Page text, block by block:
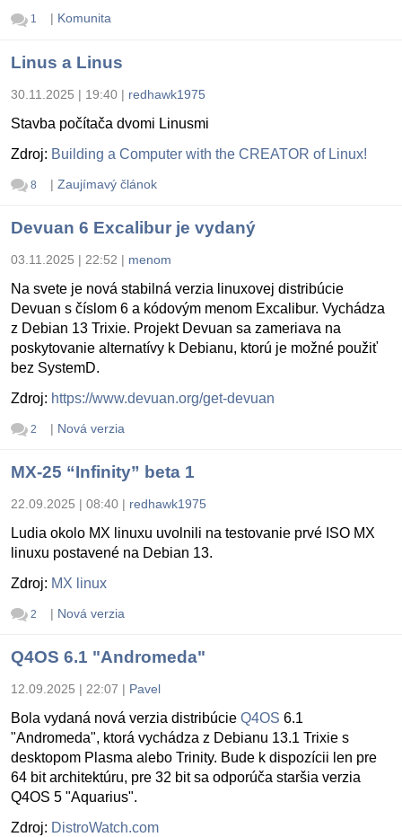
1 | Komunita
Linus a Linus
30.11.2025 | 19:40 | redhawk1975
Stavba počítača dvomi Linusmi
Zdroj: Building a Computer with the CREATOR of Linux!
8 | Zaujímavý článok
Devuan 6 Excalibur je vydaný
03.11.2025 | 22:52 | menom
Na svete je nová stabilná verzia linuxovej distribúcie
Devuan s číslom 6 a kódovým menom Excalibur. Vychádza
z Debian 13 Trixie. Projekt Devuan sa zameriava na
poskytovanie alternatívy k Debianu, ktorú je možné použiť
bez SystemD.
Zdroj: https://www.devuan.org/get-devuan
2 | Nová verzia
MX-25 “Infinity” beta 1
22.09.2025 | 08:40 | redhawk1975
Ludia okolo MX linuxu uvolnili na testovanie prvé ISO MX
linuxu postavené na Debian 13.
Zdroj: MX linux
2 | Nová verzia
Q4OS 6.1 "Andromeda"
12.09.2025 | 22:07 | Pavel
Bola vydaná nová verzia distribúcie Q4OS 6.1
"Andromeda", ktorá vychádza z Debianu 13.1 Trixie s
desktopom Plasma alebo Trinity. Bude k dispozícii len pre
64 bit architektúru, pre 32 bit sa odporúča staršia verzia
Q4OS 5 "Aquarius".
Zdroj: DistroWatch.com